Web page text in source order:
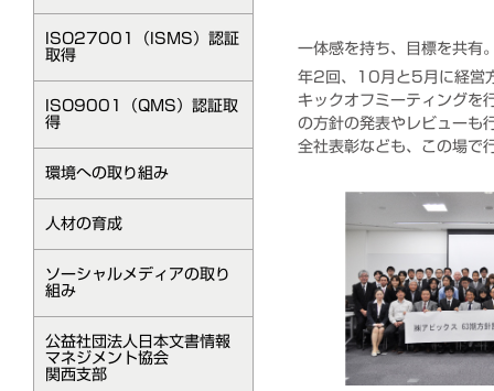
一体感を持ち、目標を共有
年2回、10月と5月に経営
キックオフミーティングを
の方針の発表やレビューも
全社表彰なども、この場で
ISO27001（ISMS）認証
取得
ISO9001（QMS）認証取
得
環境への取り組み
人材の育成
ソーシャルメディアの取り
組み
公益社団法人日本文書情報
マネジメント協会
関西支部